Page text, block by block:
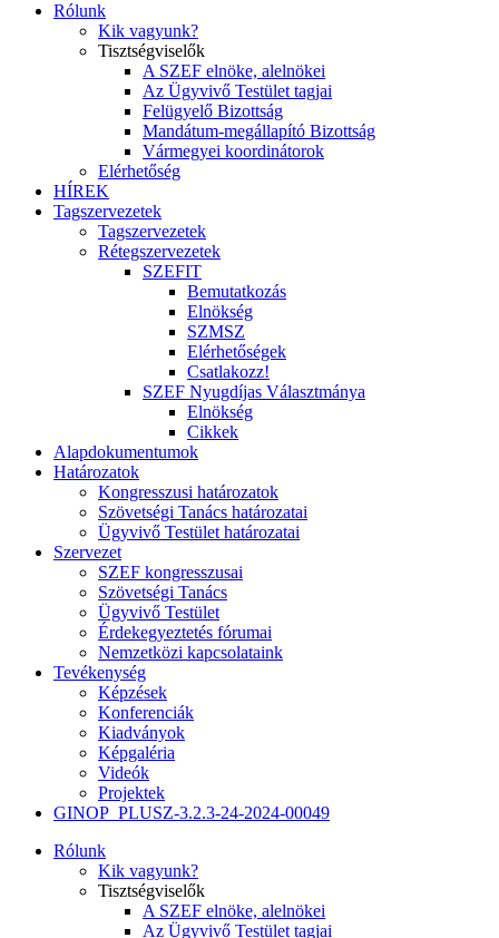
Rólunk
Kik vagyunk?
Tisztségviselők
A SZEF elnöke, alelnökei
Az Ügyvivő Testület tagjai
Felügyelő Bizottság
Mandátum-megállapító Bizottság
Vármegyei koordinátorok
Elérhetőség
HÍREK
Tagszervezetek
Tagszervezetek
Rétegszervezetek
SZEFIT
Bemutatkozás
Elnökség
SZMSZ
Elérhetőségek
Csatlakozz!
SZEF Nyugdíjas Választmánya
Elnökség
Cikkek
Alapdokumentumok
Határozatok
Kongresszusi határozatok
Szövetségi Tanács határozatai
Ügyvivő Testület határozatai
Szervezet
SZEF kongresszusai
Szövetségi Tanács
Ügyvivő Testület
Érdekegyeztetés fórumai
Nemzetközi kapcsolataink
Tevékenység
Képzések
Konferenciák
Kiadványok
Képgaléria
Videók
Projektek
GINOP_PLUSZ-3.2.3-24-2024-00049
Rólunk
Kik vagyunk?
Tisztségviselők
A SZEF elnöke, alelnökei
Az Ügyvivő Testület tagjai